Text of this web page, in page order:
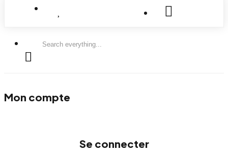
Search
Mon compte
Se connecter